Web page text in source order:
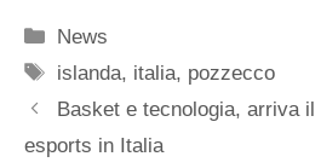
Categorie
News
Tag
islanda, italia, pozzecco
Basket e tecnologia, arriva
esports in Italia